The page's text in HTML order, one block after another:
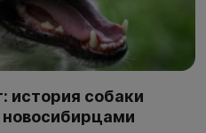
история собаки
новосибирцами